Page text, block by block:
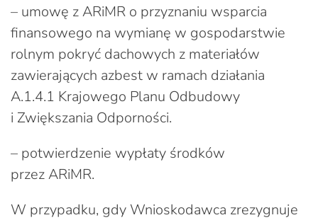
– umowę z ARiMR o przyznaniu wsparcia
finansowego na wymianę w gospodarstwie
rolnym pokryć dachowych z materiałów
zawierających azbest w ramach działania
A.1.4.1 Krajowego Planu Odbudowy
i Zwiększania Odporności.
– potwierdzenie wypłaty środków
przez ARiMR.
W przypadku, gdy Wnioskodawca zrezygnuje